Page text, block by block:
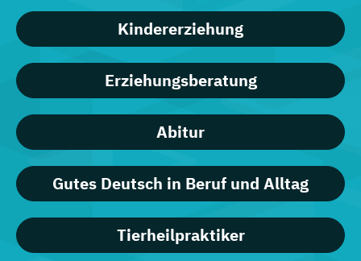
Kindererziehung
Erziehungsberatung
Abitur
Gutes Deutsch in Beruf und Alltag
Tierheilpraktiker